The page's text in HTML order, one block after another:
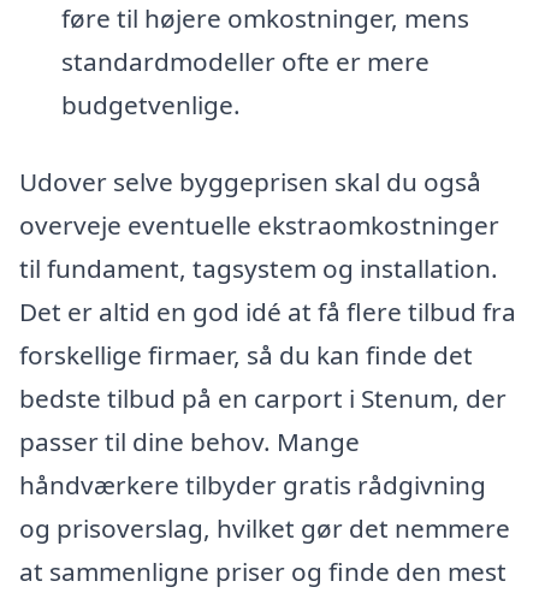
føre til højere omkostninger, mens
standardmodeller ofte er mere
budgetvenlige.
Udover selve byggeprisen skal du også
overveje eventuelle ekstraomkostninger
til fundament, tagsystem og installation.
Det er altid en god idé at få flere tilbud fra
forskellige firmaer, så du kan finde det
bedste tilbud på en carport i Stenum, der
passer til dine behov. Mange
håndværkere tilbyder gratis rådgivning
og prisoverslag, hvilket gør det nemmere
at sammenligne priser og finde den mest